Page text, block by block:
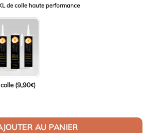
de colle haute performance
(9,90€)
de cygne V1 pour BMW Série 4 / i4 G26
AU PANIER